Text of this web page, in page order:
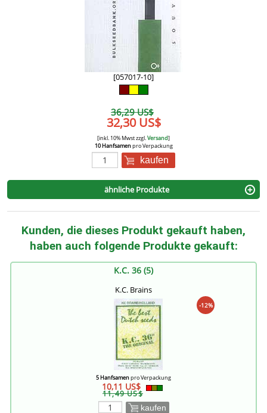
[057017-10]
36,29 US$
32,30 US$
[inkl. 10% Mwst zzgl.Versand]
10 Hanfsamenpro Verpackung
kaufen
ähnliche Produkte
Kunden, die dieses Produkt gekauft haben,
haben auch folgende Produkte gekauft:
K.C. 36 (5)
K.C. Brains
-12%
5 Hanfsamenpro Verpackung
10,11 US$
11,49 US$
kaufen